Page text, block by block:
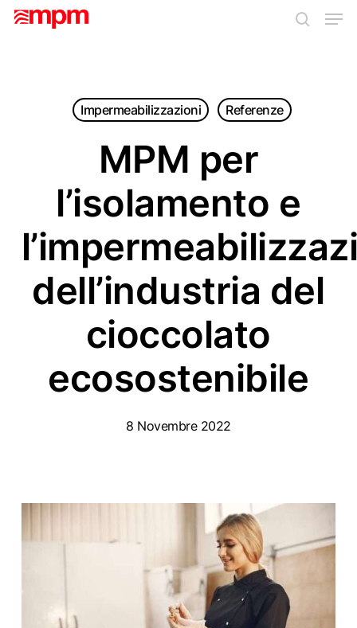
Skip
Impermeabilizzazioni Referenze
MPM per
l’isolamento e
dell’industria del
cioccolato
ecosostenibile
8 Novembre 2022